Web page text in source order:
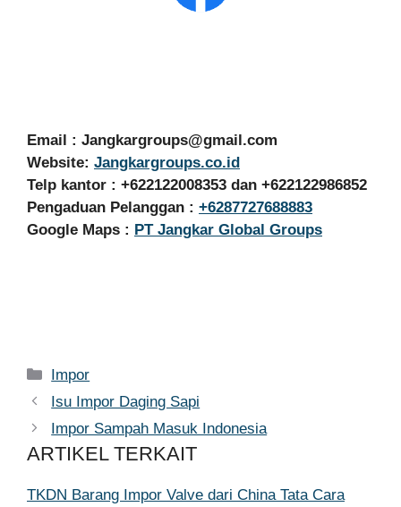
Email : Jangkargroups@gmail.com
Website: Jangkargroups.co.id
Telp kantor : +622122008353 dan +622122986852
Pengaduan Pelanggan : +6287727688883
Google Maps : PT Jangkar Global Groups
Kategori
Impor
Isu Impor Daging Sapi
Impor Sampah Masuk Indonesia
ARTIKEL TERKAIT
TKDN Barang Impor Valve dari China Tata Cara